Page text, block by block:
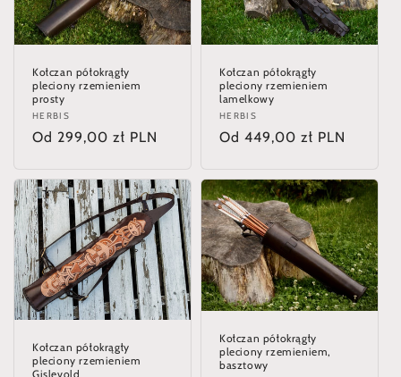
Kołczan półokrągły
pleciony rzemieniem
prosty
Dostawca:
HERBIS
Cena
Od 299,00 zł PLN
Kołczan półokrągły
pleciony rzemieniem
lamelkowy
Dostawca:
HERBIS
Cena
Od 449,00 zł PLN
Kołczan półokrągły
pleciony rzemieniem
Gislevold
Kołczan półokrągły
pleciony rzemieniem,
basztowy